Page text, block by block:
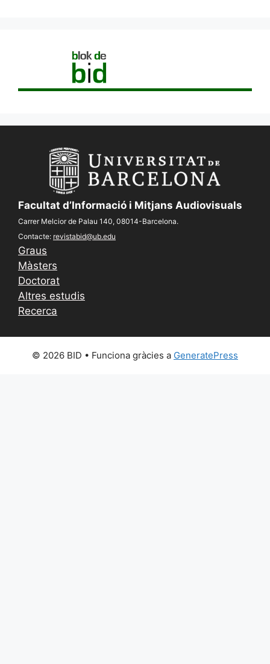
Facultat d’Informació i Mitjans Audiovisuals
Carrer Melcior de Palau 140, 08014-Barcelona.
Contacte: revistabid@ub.edu
Graus
Màsters
Doctorat
Altres estudis
Recerca
© 2026 BID • Funciona gràcies a GeneratePress